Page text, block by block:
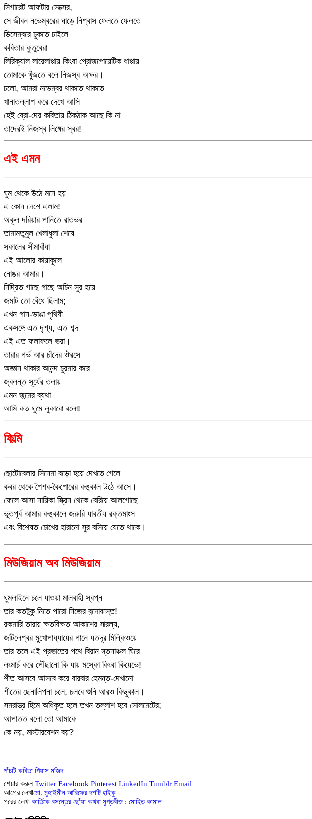
সিগারেট আফটার সেক্সের,
সে জীবন নভেম্বরের ঘাড়ে নিশ্বাস ফেলতে ফেলতে
ডিসেম্বরে ঢুকতে চাইলে
কবিতার কুতুবেরা
লিরিক্যাল লারেলাপ্পায় কিংবা প্রোজপোয়েটিক ধাপ্পায়
তোমাকে খুঁজতে বলে নিজস্ব অক্ষর।
চলো, আমরা নভেম্বর থাকতে থাকতে
খানাতল্লাশ করে দেখে আসি
হেই ব্রো-দের কবিতায় ঠিকঠাক আছে কি না
তাদেরই নিজস্ব লিঙ্গের স্বর!
এই এমন
ঘুম থেকে উঠে মনে হয়
এ কোন দেশে এলাম!
অকূল দরিয়ার পানিতে রাতভর
তামামতুমুল খেলাধুলা শেষে
সকালের সীমাবাঁধা
এই আলোর কায়াকূলে
নোঙর আমার।
নিদ্রিত গাছে গাছে অচিন সুর হয়ে
জমাট তো বেঁধে ছিলাম;
এখন গান-ভাঙা পৃথিবী
একসঙ্গে এত দৃশ্য, এত শব্দ
এই এত ফলাফলে ভরা।
তারার গর্ভ আর চাঁদের ঔরসে
অজ্ঞান থাকার আনন্দ চুরমার করে
জ্বলন্ত সূর্যের তলায়
এমন জন্মের ব্যথা
আমি কত ঘুমে লুকাবো বলো!
ফিল্মি
ছোটোবেলার সিনেমা বড়ো হয়ে দেখতে গেলে
কবর থেকে শৈশব-কৈশোরের কঙ্কাল উঠে আসে।
ফেলে আসা নায়িকা স্ক্রিন থেকে বেরিয়ে আলগোছে
ভূতপূর্ব আমার কঙ্কালে জরুরি যাবতীয় রক্তমাংস
এবং বিশেষত চোখের হারানো সুর বসিয়ে যেতে থাকে।
মিউজিয়াম অব মিউজিয়াম
ঘুমলাইনে চলে যাওয়া মালবাহী স্বপ্ন
তার কতটুকু নিতে পারো নিজের বন্দোবস্তে!
রকমারি তারায় ক্ষতবিক্ষত আকাশের সারল্য,
জটিলেশ্বর মুখোপাধ্যায়ের গানে যতদূর মিল্কিওয়ে
তার তলে এই প্রভাতের পথে বিরান স্তনাঞ্চল ঘিরে
লংমার্চ করে পৌঁছানো কি যায় মস্কো কিংবা কিয়েভে!
শীত আসবে আসবে করে বারবার হেমন্ত-দেখানো
শীতের ছেনালিপনা চলে, চলবে শুনি আরও কিছুকাল।
সমরাস্ত্র হিমে অধিকৃত হলে তখন তল্লাশ হবে সোলমেটের;
আপাতত বলো তো আমাকে
কে নয়, মাস্টারবেশন বয়?
পাঁচটি কবিতা পিয়াস মজিদ
শেয়ার করুন Twitter Facebook Pinterest LinkedIn Tumblr Email
আগের লেখামো. মুহাইমীন আরিফের দশটি হাইকু
পরের লেখা কার্তিকে বসন্তের ছোঁয়া অথবা সুপ্তবীজ : মোহিত কামাল